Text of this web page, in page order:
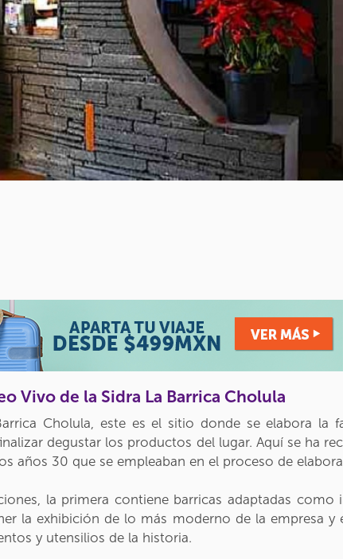
Vivo de la Sidra La Barrica Cholula
Cholula, este es el sitio donde se elabora la
degustar los productos del lugar. Aquí se ha
años 30 que se empleaban en el proceso de
la primera contiene barricas adaptadas
la exhibición de lo más moderno de la empresa
y utensilios de la historia.